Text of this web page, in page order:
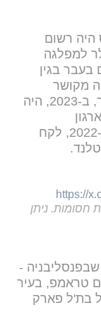
היה רשום
- אך תרם פעם אחת 15 דולר למפלגה
בגין
מקושר
לקבוצות קיצוניות שפועלות בארה"ב. כך, ב-2023, היה
האנטי-פשיסטי הרדיקלית Antifa. גם ב-2022, לקח
https://
חסומות. ניתן
-
טראמפ, בעיר
בת'ל פארק